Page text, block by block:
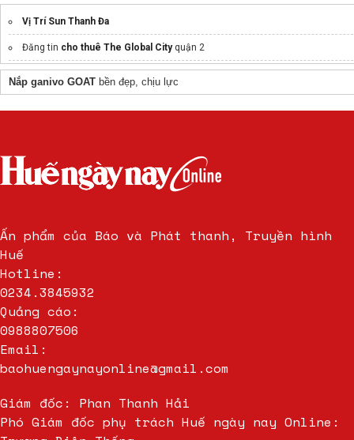
Vị Trí Sun Thanh Đa
Đăng tin cho thuê The Global Cityquận 2
Grand Marina Sài Gòn
Nắp ganivo GOAT bền đẹp, chịu lực
Ấn phẩm của Báo và Phát thanh, Truyền hình
Huế
Hotline:
0234.3845932
Quảng cáo:
0988807506
Email:
baohuengaynayonline@gmail.com
Giám đốc: Phan Thanh Hải
Phó Giám đốc phụ trách Huế ngày nay Online: